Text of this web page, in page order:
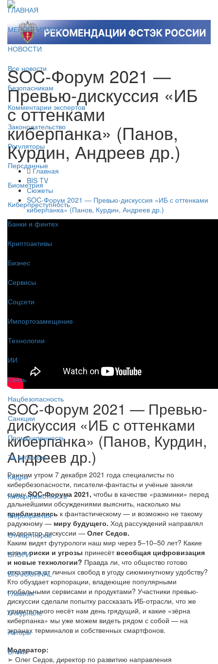
ГЛАВНАЯ
МЕРОПРИЯТИЯ
НОВОСТИ
Все новости
Безопасникам
Комментарии экспертов
Законодательство
Регуляторы
Персданные
Биометрия
Киберпреступность
Банки и финтех
Криптоактивы
Бизнес
Сервисы
Соцсети
Импортозамещение
Технологии
ИИ
Связь
Нацбезопасность
Санкции
Промышленность
За рубежом
Кадры
Киберграмотность
Мероприятия
От партнёров
БЛОГИ
BIS JOURNAL
Главная
О журнале
Авторы
Блоги
SOC-Форум 2021 —
Превью-дискуссия «ИБ
с оттенками
киберпанка» (Панов,
Курдин, Андреев др.)
Главная
BIS TV
Сюжеты
SOC-Форум 2021 — Превью-дискуссия «ИБ с оттенками
киберпанка» (Панов, Курдин, Андреев др.)
SOC-Форум 2021 — Превью-
дискуссия «ИБ с оттенками
киберпанка» (Панов, Курдин,
Андреев др.)
Ранним утром 7 декабря 2021 года специалисты по
кибербезопасности, писатели-фантасты и учёные заняли
сценуSOC-Форума 2021, чтобы в качестве «разминки» перед
дальнейшими обсуждениями выяснить, насколько мы
приблизились к фантастическому — и возможно не такому
радужному — миру будущего. Ход рассуждений направлял
модератор дискуссии — Олег Седов.
Каким видят футурологи наш мир через 5–10–50 лет? Какие
новыериски и угрозы принесёт всеобщая цифровизация
и новые технологии? Правда ли, что общество готово
отказаться от личных свобод в угоду сиюминутному удобству?
Кто обуздает корпорации, владеющие популярными
глобальными сервисами и продуктами? Участники превью-
дискуссии сделали попытку рассказать ИБ-отрасли, что же
удивительного несёт нам день грядущий, и какие «зёрна
киберпанка» мы уже можем видеть рядом с собой — на
экранах терминалов и собственных смартфонов.
Модератор:
➢ Олег Седов, директор по развитию направления